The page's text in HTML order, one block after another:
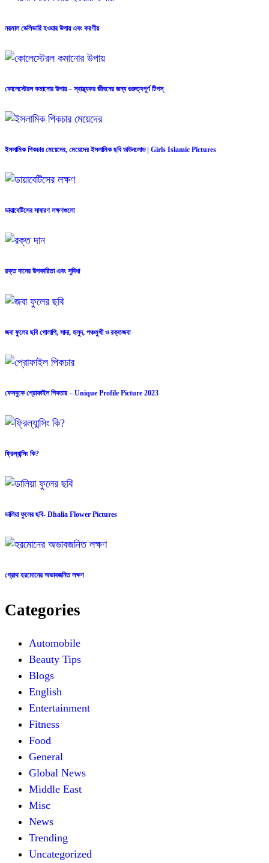
নরমাল ডেলিভারি হওয়ার উপায় এবং করণীয়
কোলেস্টেরল কমানোর উপায় – স্বাস্থ্যকর জীবনের জন্য গুরুত্বপূর্ণ টিপস্
ইসলামিক পিকচার মেয়েদের, মেয়েদের ইসলামিক ছবি ডাউনলোড | Girls Islamic Pictures
ডায়াবেটিসের সাধারণ লক্ষণগুলো
রক্ত দানের উপকারিতা এবং সুবিধা
জবা ফুলের ছবি গোলাপি, সাদা, হলুদ, পঞ্চমুখী ও রক্তজবা
ফেসবুকে প্রোফাইল পিকচার – Unique Profile Picture 2023
ফ্রিল্যান্সিং কি?
ডালিয়া ফুলের ছবি- Dhalia Flower Pictures
গ্রোথ হরমোনের অভাবজনিত লক্ষণ
Categories
Automobile
Beauty Tips
Blogs
English
Entertainment
Fitness
Food
General
Global News
Middle East
Misc
News
Trending
Uncategorized